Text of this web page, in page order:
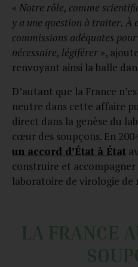
« Notre rôle, comme
y a une question à traiter. À
commissions adéquates
nécessaire, légiférer »,
renvoyant ainsi la balle
D’autant que la France
neutre dans cette affaire
direct dans la genèse du
cœur des soupçons. En
un accord d’État à État
construire et accompagner
laboratoire de virologie de
LA FRANCE